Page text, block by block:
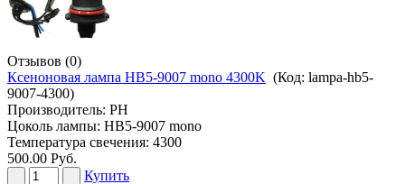
Отзывов (0)
Ксеноновая лампа HB5-9007 mono 4300K (Код: lampa-hb5-
9007-4300)
Производитель: PH
Цоколь лампы: HB5-9007 mono
Температура свечения: 4300
500.00 Руб.
Купить